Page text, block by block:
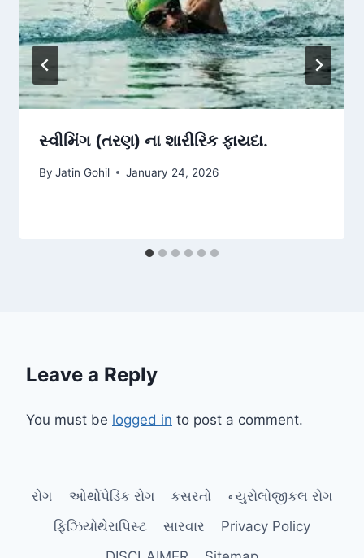
સ્વીમિંગ (તરણ) ના શારીરિક ફાયદા.
By Jatin Gohil January 24, 2026
Leave a Reply
You must be logged in to post a comment.
રોગ ઓર્થોપેડિક રોગ કસરતો
ન્યુરોલોજીકલ રોગ
ફિઝિયોથેરાપિસ્ટ
સારવાર
Privacy Policy